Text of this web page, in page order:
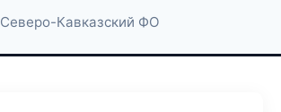
Северо-Кавказский ФО